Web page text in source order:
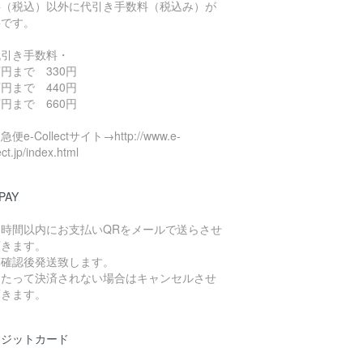
税込）以外に代引き手数料（税込み）が
す。
き手数料・
まで 330円
まで 440円
まで 660円
便e-Collectサイト→http://www.e-
index.html
間以内にお支払いQRをメールで送らさせ
ます。
認後発送致します。
って決済されない場合はキャンセルさせ
ます。
ットカード